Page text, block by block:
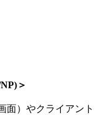
＞
面）やクライアント